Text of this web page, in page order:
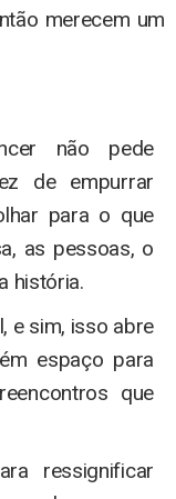
merecem um
não pede
de empurrar
para o que
as pessoas, o
história.
e sim, isso abre
espaço para
que
ressignificar